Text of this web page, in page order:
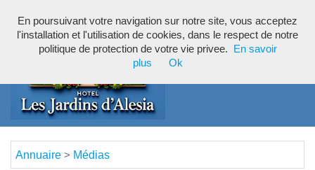
Annuaire > Médias
En poursuivant votre navigation sur notre site, vous acceptez
l'installation et l'utilisation de cookies, dans le respect de notre
politique de protection de votre vie privee.
En savoir
plus
Ok